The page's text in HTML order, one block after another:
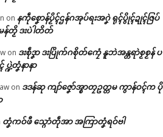
on နကဵုစၞောန်ပၟိၚ်ဌန်ဂအုပ်ရးအဂၞဲ ရုၚ်ပွိုၚ်ဍုၚ်ဇြပ်
န်တၟိ ဒးပဲါတိတ်
on ဒးစဵုဒၞာ ဒးပြိုက်ဂစိုတ်ကၠေံ နူဘဲအန္တရာဲစၟစၟန် ပ
ဍဲတၞံနာနာ
on ဒဒန်ဆု ကျာ်ဇၞော်အ္စာတၠဥတ္တမ ကွာန်ဝၚ်က ပို
တၞံကဝ်ဖီ သ္ဂောံတဵုအာ အကြာတၞံရဝ်ဗါ